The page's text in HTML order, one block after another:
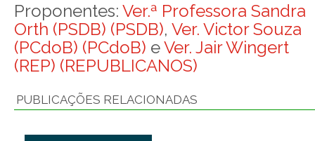
Proponentes: Ver.ª Professora Sandra
Orth (PSDB) (PSDB), Ver. Victor Souza
(PCdoB) (PCdoB) eVer. Jair Wingert
(REP) (REPUBLICANOS)
PUBLICAÇÕES RELACIONADAS